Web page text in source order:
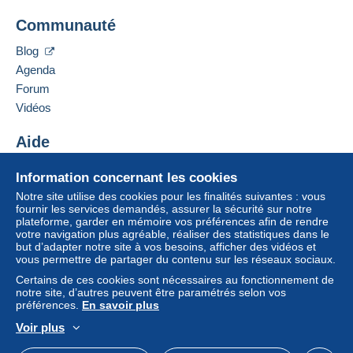
Paiement par :
Lettre (format normal/petite lettre)
2,50 €
Lettre suivie (format normal/petite lettre)
4,00 €
Lettre recommandée (format normal/petite
de livraison, vous devez être
membre et ouvrir une session.
Se
connect
er
S'inscri
re
13 CHEMIN DE TORREILLES
66510
Ajouter ce vendeur aux favoris
Information concernant les cookies
Notre site utilise des cookies pour les finalités suivantes : vous
fournir les services demandés, assurer la sécurité sur notre
plateforme, garder en mémoire vos préférences afin de rendre
votre navigation plus agréable, réaliser des statistiques dans le
but d’adapter notre site à vos besoins, afficher des vidéos et
vous permettre de partager du contenu sur les réseaux sociaux.
Certains de ces cookies sont nécessaires au fonctionnement de
notre site, d’autres peuvent être paramétrés selon vos
préférences. En savoir plus
Voir plus
Communauté
Blog
Agenda
Forum
Vidéos
Aide
Acheter sur Delcampe
Vendre sur Delcampe
Un site sécurisé